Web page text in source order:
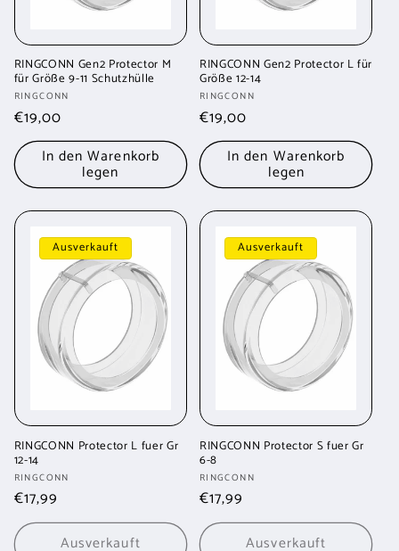
RINGCONN Gen2 Protector M
für Größe 9-11 Schutzhülle
Anbieter:
RINGCONN
Normaler
Preis
€19,00
In den Warenkorb
legen
RINGCONN Gen2 Protector L für
Größe 12-14
Anbieter:
RINGCONN
Normaler
Preis
€19,00
In den Warenkorb
legen
Ausverkauft
RINGCONN Protector L fuer Gr
12-14
Anbieter:
RINGCONN
Normaler
Preis
€17,99
Ausverkauft
Ausverkauft
RINGCONN Protector S fuer Gr
6-8
Anbieter:
RINGCONN
Normaler
Preis
€17,99
Ausverkauft